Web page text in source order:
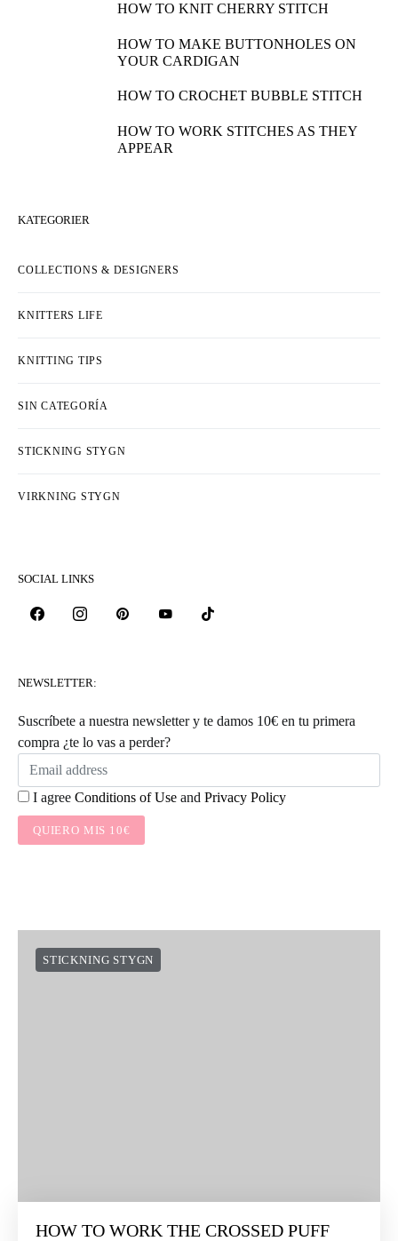
HOW TO KNIT CHERRY STITCH
HOW TO MAKE BUTTONHOLES ON
YOUR CARDIGAN
HOW TO CROCHET BUBBLE STITCH
HOW TO WORK STITCHES AS THEY
APPEAR
KATEGORIER
COLLECTIONS & DESIGNERS
KNITTERS LIFE
KNITTING TIPS
SIN CATEGORÍA
STICKNING STYGN
VIRKNING STYGN
SOCIAL LINKS
NEWSLETTER:
Suscríbete a nuestra newsletter y te damos 10€ en tu primera
compra ¿te lo vas a perder?
I agree Conditions of Use and Privacy Policy
QUIERO MIS 10€
STICKNING STYGN
HOW TO WORK THE CROSSED PUFF